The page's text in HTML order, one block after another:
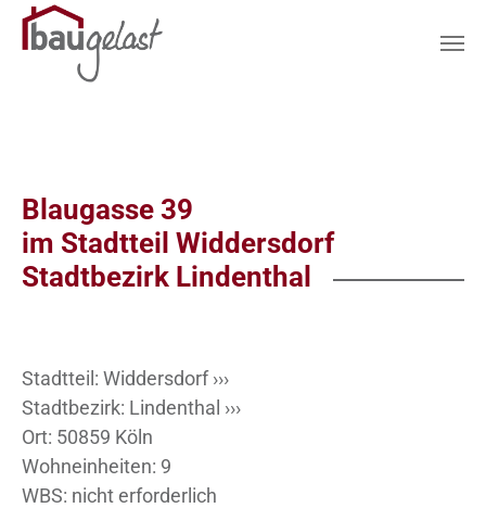
Blaugasse 39
im Stadtteil Widdersdorf
Stadtbezirk Lindenthal
Stadtteil: Widdersdorf ›››
Stadtbezirk: Lindenthal ›››
Ort: 50859 Köln
Wohneinheiten: 9
WBS: nicht erforderlich